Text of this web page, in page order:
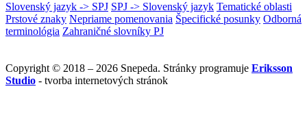
Slovenský jazyk -> SPJ SPJ -> Slovenský jazyk Tematické oblasti
Prstové znaky Nepriame pomenovania Špecifické posunky Odborná
terminológia Zahraničné slovníky PJ
Copyright © 2018 – 2026 Snepeda. Stránky programuje Eriksson
Studio - tvorba internetových stránok